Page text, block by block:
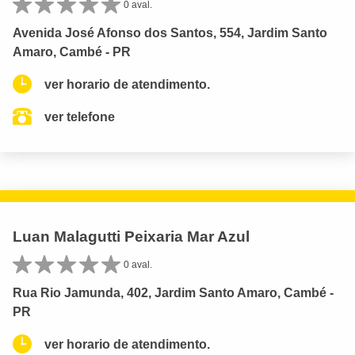
0 aval.
Avenida José Afonso dos Santos, 554, Jardim Santo
Amaro, Cambé - PR
ver horario de atendimento.
ver telefone
Luan Malagutti Peixaria Mar Azul
0 aval.
Rua Rio Jamunda, 402, Jardim Santo Amaro, Cambé -
PR
ver horario de atendimento.